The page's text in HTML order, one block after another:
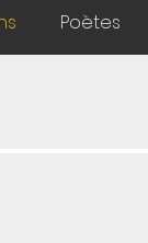
Poètes